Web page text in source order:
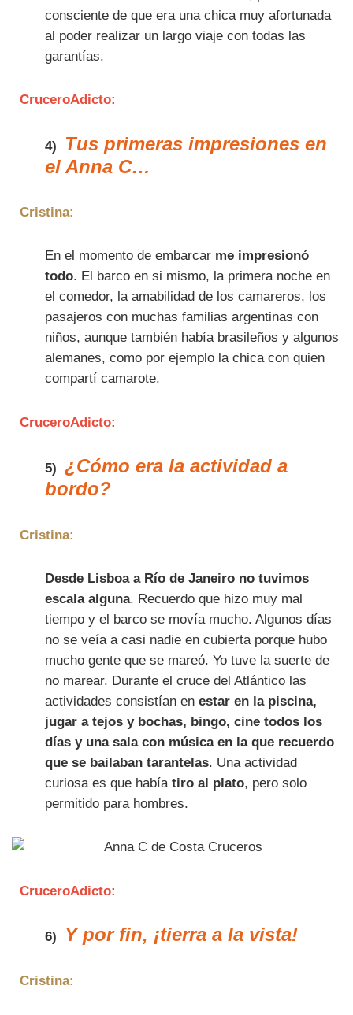
consciente de que era una chica muy afortunada
al poder realizar un largo viaje con todas las
garantías.
CruceroAdicto:
4)
Tus primeras impresiones en
el Anna C…
Cristina:
En el momento de embarcar me impresionó
todo. El barco en si mismo, la primera noche en
el comedor, la amabilidad de los camareros, los
pasajeros con muchas familias argentinas con
niños, aunque también había brasileños y algunos
alemanes, como por ejemplo la chica con quien
compartí camarote.
CruceroAdicto:
5) ¿Cómo era la actividad a
bordo?
Cristina:
Desde Lisboa a Río de Janeiro no tuvimos
escala alguna. Recuerdo que hizo muy mal
tiempo y el barco se movía mucho. Algunos días
no se veía a casi nadie en cubierta porque hubo
mucho gente que se mareó. Yo tuve la suerte de
no marear. Durante el cruce del Atlántico las
actividades consistían en estar en la piscina,
jugar a tejos y bochas, bingo, cine todos los
días y una sala con música en la que recuerdo
que se bailaban tarantelas. Una actividad
curiosa es que había tiro al plato, pero solo
permitido para hombres.
CruceroAdicto:
6) Y por fin, ¡tierra a la vista!
Cristina: